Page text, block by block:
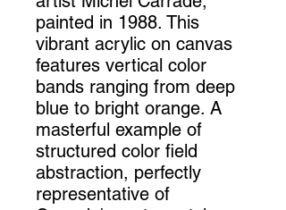
painted in 1988. This
vibrant acrylic on canvas
features vertical color
bands ranging from deep
blue to bright orange. A
masterful example of
structured color field
abstraction, perfectly
representative of